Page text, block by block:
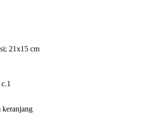
21x15 cm
keranjang